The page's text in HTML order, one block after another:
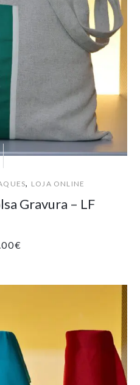
, LOJA ONLINE
Gravura – LF
€